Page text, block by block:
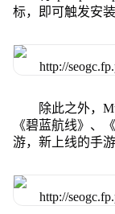
标，即可触发安装
除此之外，
《碧蓝航线》、
游，新上线的手